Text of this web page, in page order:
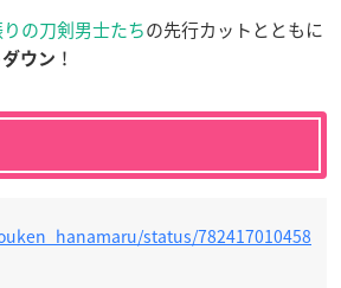
の刀剣男士たちの先行カットとともに
ウン ！
status/782417010458